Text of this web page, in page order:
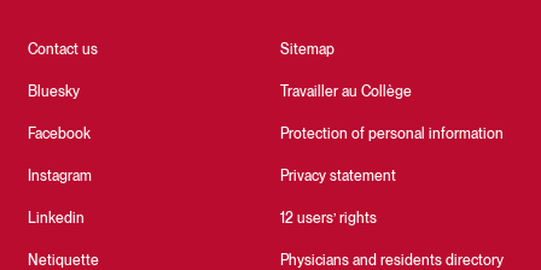
Contact us
Bluesky
Facebook
Instagram
Linkedin
Netiquette
Sitemap
Travailler au Collège
Protection of personal information
Privacy statement
12 users’ rights
Physicians and residents directory